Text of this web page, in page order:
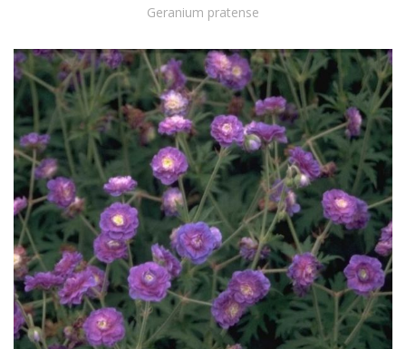
Geranium pratense